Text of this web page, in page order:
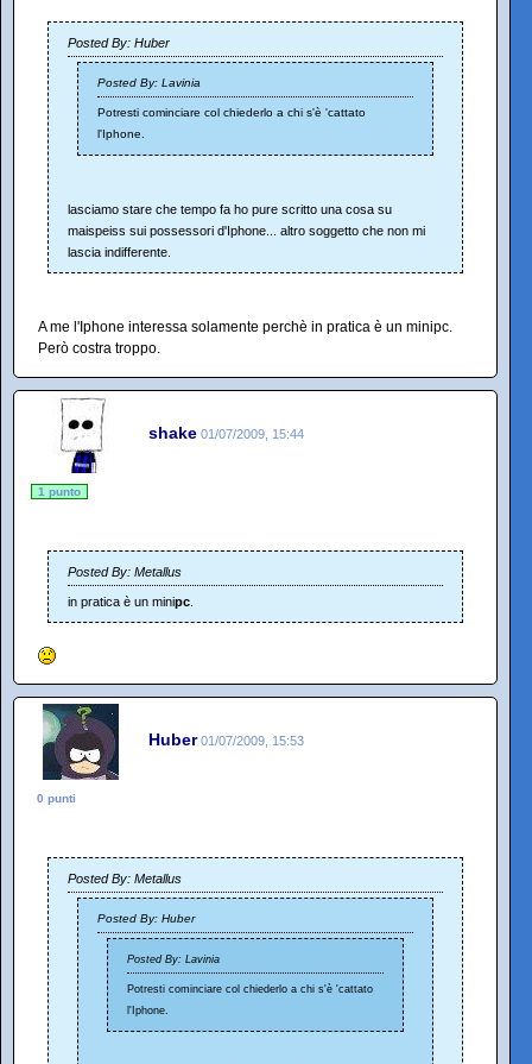
Posted By: Huber
Posted By: Lavinia
Potresti cominciare col chiederlo a chi s'è 'cattato
l'Iphone.
lasciamo stare che tempo fa ho pure scritto una cosa su
maispeiss sui possessori d'Iphone... altro soggetto che non mi
lascia indifferente.
A me l'Iphone interessa solamente perchè in pratica è un minipc.
Però costra troppo.
shake 01/07/2009, 15:44
1 punto
Posted By: Metallus
in pratica è un minipc
Huber 01/07/2009, 15:53
0 punti
Posted By: Metallus
Posted By: Huber
Posted By: Lavinia
Potresti cominciare col chiederlo a chi s'è 'cattato
l'Iphone.